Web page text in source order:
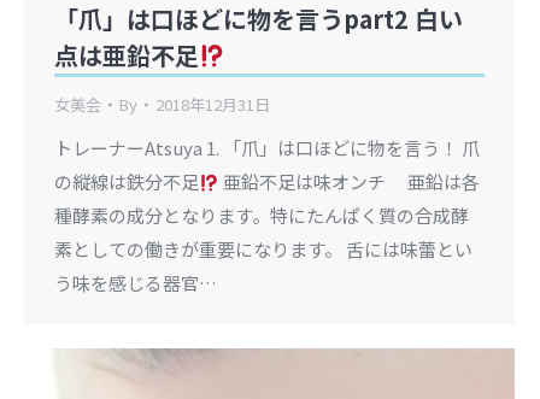
「爪」は口ほどに物を言うpart2 白い
点は亜鉛不足
女美会 By 2018年12月31日
トレーナーAtsuya 1. 「爪」は口ほどに物を言う！ 爪
の縦線は鉄分不足
亜鉛不足は味オンチ 亜鉛は各
種酵素の成分となります。特にたんぱく質の合成酵
素としての働きが重要になります。 舌には味蕾とい
う味を感じる器官…